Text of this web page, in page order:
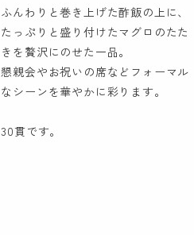
ふんわりと巻き上げた酢飯の上に、
たっぷりと盛り付けたマグロのたた
きを贅沢にのせた一品。
懇親会やお祝いの席などフォーマル
なシーンを華やかに彩ります。
30貫です。